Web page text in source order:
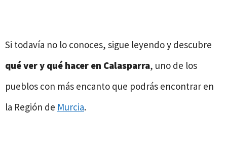
Si todavía no lo conoces, sigue leyendo y descubre
qué ver y qué hacer en Calasparra, uno de los
pueblos con más encanto que podrás encontrar en
la Región de Murcia.